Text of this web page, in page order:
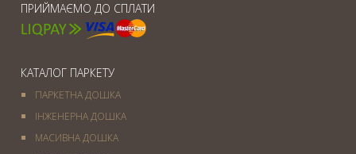
ПРИЙМАЄМО ДО СПЛАТИ
КАТАЛОГ ПАРКЕТУ
ПАРКЕТНА ДОШКА
ІНЖЕНЕРНА ДОШКА
МАСИВНА ДОШКА